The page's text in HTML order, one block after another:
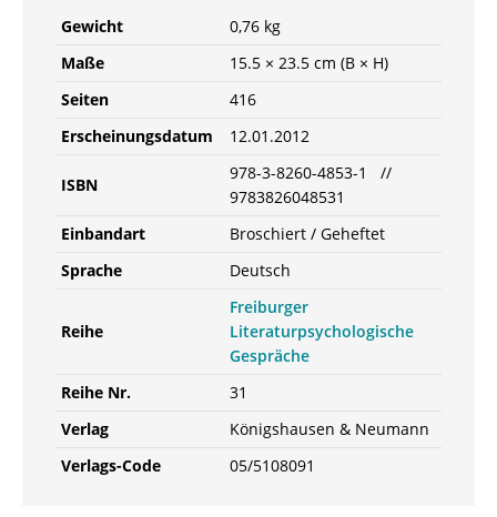
Menge
Gewicht
0,76 kg
Maße
15.5 × 23.5 cm (B × H)
Seiten
416
Erscheinungsdatum
12.01.2012
ISBN
978-3-8260-4853-1 //
9783826048531
Einbandart
Broschiert / Geheftet
Sprache
Deutsch
Reihe
Freiburger
Literaturpsychologische
Gespräche
Reihe Nr.
31
Verlag
Königshausen & Neumann
Verlags-Code
05/5108091